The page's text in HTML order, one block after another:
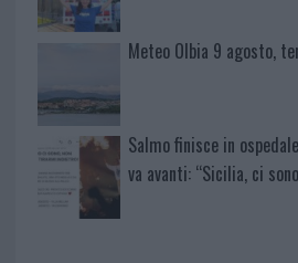
Meteo Olbia 9 agosto,
Salmo finisce in
va avanti: “Sicilia, ci